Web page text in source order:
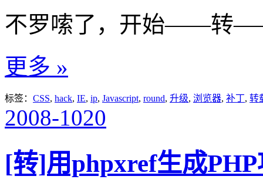
不罗嗦了，开始——转
更多 »
标签： CSS, hack, IE, ip, Javascript, round, 升级, 浏览器, 补丁, 转
2008-1020
[转]用phpxref生成